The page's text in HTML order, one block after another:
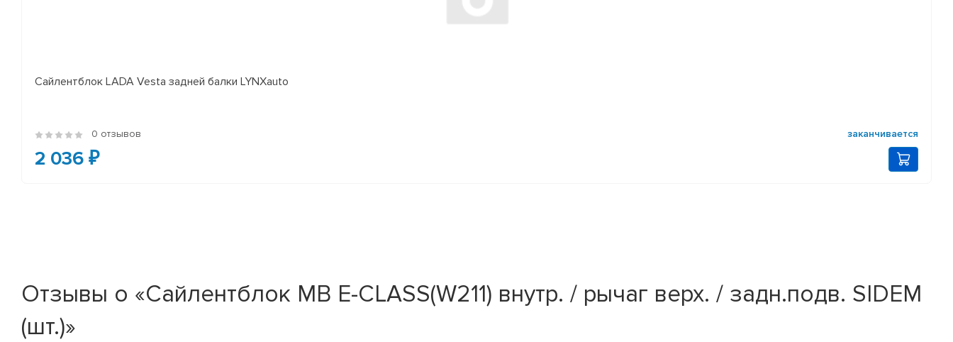
Сайлентблок LADA Vesta задней балки LYNXauto
0 отзывов заканчивается
2 036 ₽
Отзывы о «Сайлентблок MB E-CLASS(W211) внутр. / рычаг верх. / задн.подв. SIDEM
(шт.)»